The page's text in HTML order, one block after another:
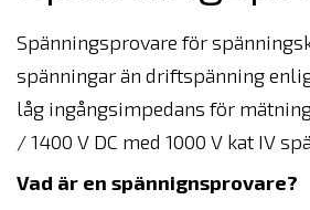
Spänningsprovare för
spänningar än driftspänning
låg ingångsimpedans för
/ 1400 V DC med 1000 V kat IV
Vad är en spännignsprovare?